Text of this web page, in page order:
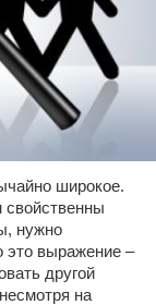
широкое.
нужно
это выражение –
другой
на